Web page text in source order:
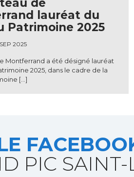
de
lauréat du
Patrimoine 2025
2025
Montferrand a été désigné lauréat
2025, dans le cadre de la
[…]
PIC SAINT-